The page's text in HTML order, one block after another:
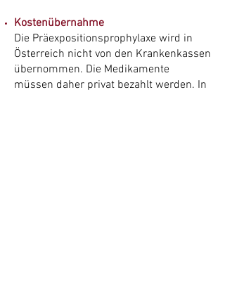
Kostenübernahme
Die Präexpositionsprophylaxe wird in
Österreich nicht von den Krankenkassen
übernommen. Die Medikamente
müssen daher privat bezahlt werden. In